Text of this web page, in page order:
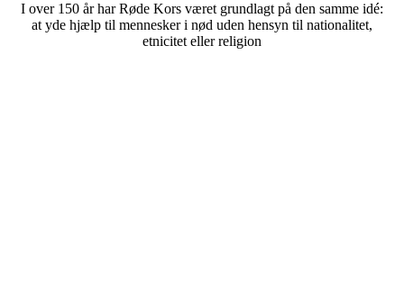
I over 150 år har Røde Kors været grundlagt på den samme idé:
at yde hjælp til mennesker i nød uden hensyn til nationalitet,
etnicitet eller religion